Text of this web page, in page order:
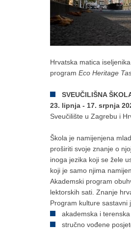
Hrvatska matica
program Eco Heritage
SVEUČILIŠNA
23. lipnja - 17. srpnja
Sveučilište u Zagrebu i
Škola je namijenjena
proširiti svoje znanje o
inoga jezika koji se žele
koji je samo njima
Akademski program
lektorskih sati. Znanje
Program kulture sastavni
akademska i
stručno vođene